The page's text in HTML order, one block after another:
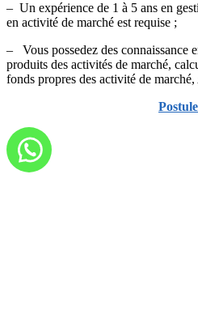
– Un expérience de 1 à 5 ans en
en activité de marché est requise ;
– Vous possedez des connaissance
produits des activités de marché,
fonds propres des activité de